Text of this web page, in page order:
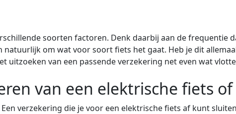
soorten factoren. Denk daarbij aan de frequentie
natuurlijk om wat voor soort fiets het gaat. Heb je dit
uitzoeken van een passende verzekering net even wat
van een elektrische fiets
verzekering die je voor een elektrische fiets af kunt